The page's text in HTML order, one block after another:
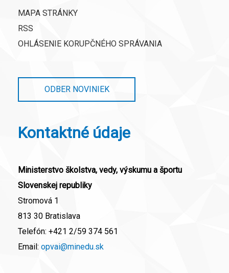
MAPA STRÁNKY
RSS
OHLÁSENIE KORUPČNÉHO SPRÁVANIA
ODBER NOVINIEK
Kontaktné údaje
Ministerstvo školstva, vedy, výskumu a športu
Slovenskej republiky
Stromová 1
813 30 Bratislava
Telefón: +421 2/59 374 561
Email: opvai@minedu.sk